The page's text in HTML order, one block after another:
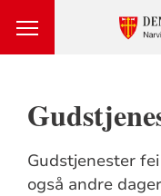
Gudstjenester
også andre